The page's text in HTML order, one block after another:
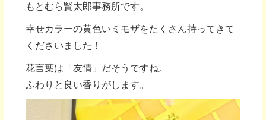
もとむら賢太郎事務所です。
幸せカラーの黄色いミモザをたくさん持ってきて
くださいました！
花言葉は「友情」だそうですね。
ふわりと良い香りがします。